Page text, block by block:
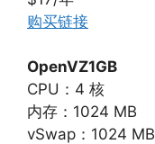
购买链接
OpenVZ1GB
CPU：4 核
内存：1024 MB
vSwap：1024 MB